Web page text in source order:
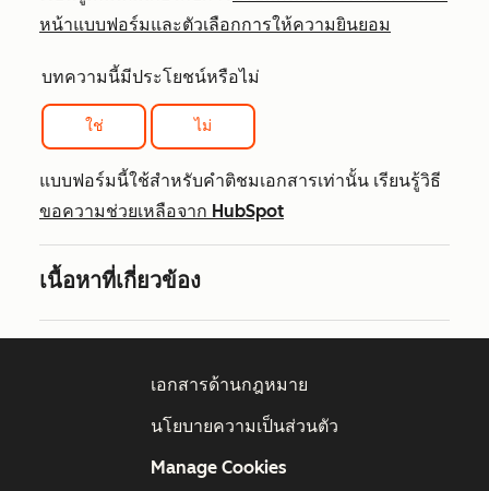
หน้าแบบฟอร์มและตัวเลือกการให้ความยินยอม
บทความนี้มีประโยชน์หรือไม่
ใช่ ไม่
แบบฟอร์มนี้ใช้สำหรับคำติชมเอกสารเท่านั้น เรียนรู้วิธี
ขอความช่วยเหลือจาก HubSpot
เนื้อหาที่เกี่ยวข้อง
เอกสารด้านกฎหมาย
นโยบายความเป็นส่วนตัว
Manage Cookies